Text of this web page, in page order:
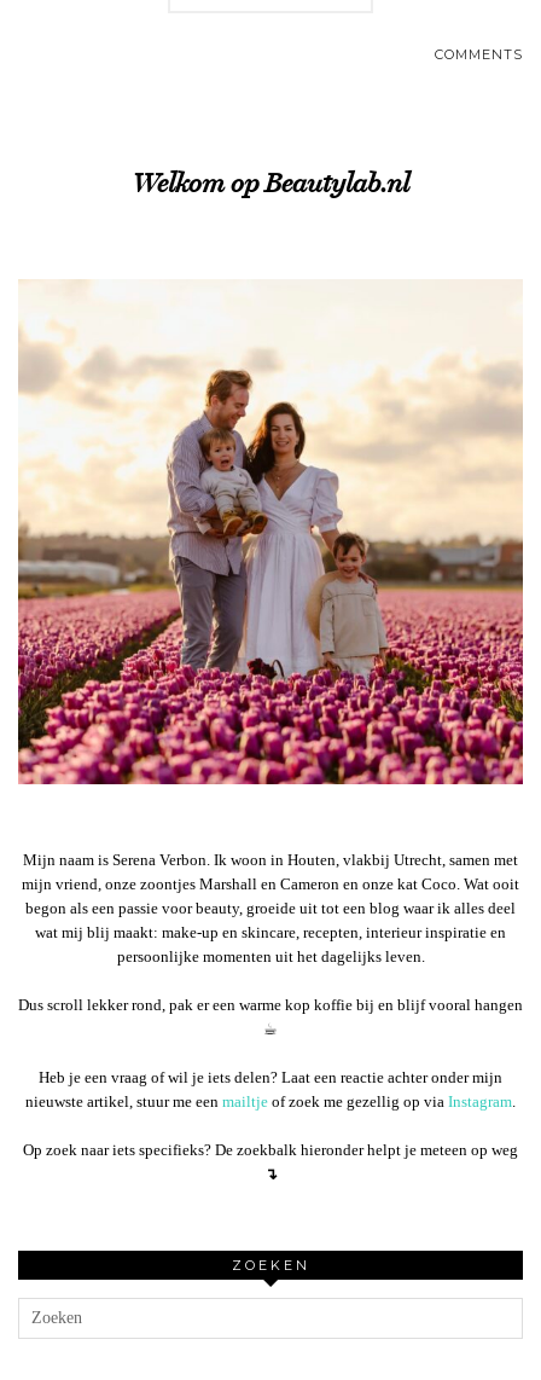
COMMENTS
Welkom op Beautylab.nl
Mijn naam is Serena Verbon. Ik woon in Houten, vlakbij Utrecht, samen met
mijn vriend, onze zoontjes Marshall en Cameron en onze kat Coco. Wat ooit
begon als een passie voor beauty, groeide uit tot een blog waar ik alles deel
wat mij blij maakt: make-up en skincare, recepten, interieur inspiratie en
persoonlijke momenten uit het dagelijks leven.
Dus scroll lekker rond, pak er een warme kop koffie bij en blijf vooral hangen
☕︎
Heb je een vraag of wil je iets delen? Laat een reactie achter onder mijn
nieuwste artikel, stuur me een mailtje of zoek me gezellig op via Instagram
Op zoek naar iets specifieks? De zoekbalk hieronder helpt je meteen op weg
↴
ZOEKEN